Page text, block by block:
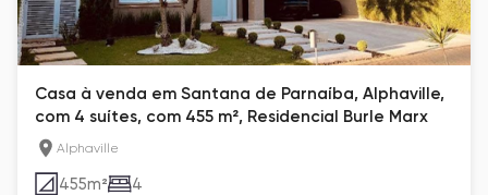
Casa à venda em Santana de Parnaíba, Alphaville,
com 4 suítes, com 455 m², Residencial Burle Marx
Alphaville
455m² 4